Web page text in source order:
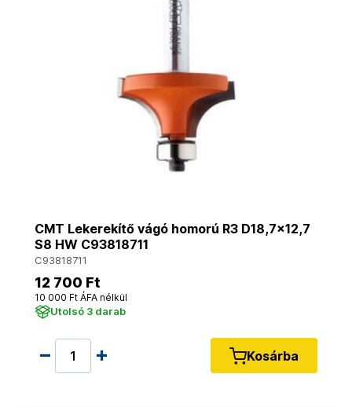
CMT Lekerekítő vágó homorú R3 D18,7x12,7
S8 HW C93818711
C93818711
12 700 Ft
10 000 Ft ÁFA nélkül
Utolsó 3 darab
Kosárba